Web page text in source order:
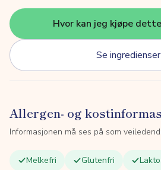
Hvor kan jeg kjøpe
Se ingredienser
Allergen- og
Informasjonen må ses på som
Melkefri Glutenfri